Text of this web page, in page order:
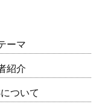
ーマ
紹介
ついて